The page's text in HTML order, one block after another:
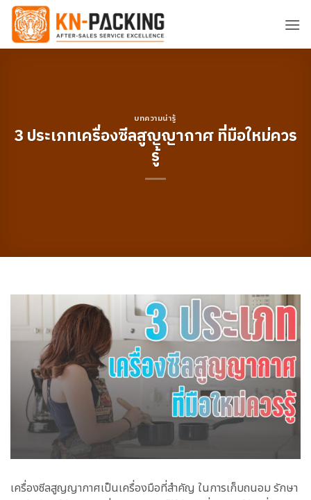
ข้าม
ยัง
บทความน่ารู้
3 ประเภทเครื่องซีลสูญญากาศ ที่มือใหม่ควร
รู้
เครื่องซีลสูญญากาศเป็นเครื่องมือที่สำคัญ ในการเก็บถนอม รักษา